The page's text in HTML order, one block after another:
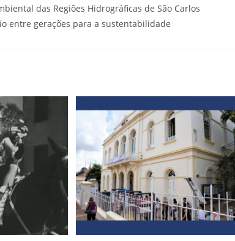
das Regiões Hidrográficas de São Carlos
entre gerações para a sustentabilidade